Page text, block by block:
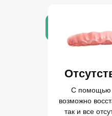
С помощью
возможно
так и все